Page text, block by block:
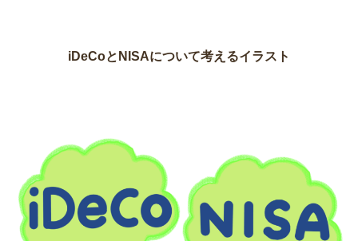
iDeCoとNISAについて考えるイラスト